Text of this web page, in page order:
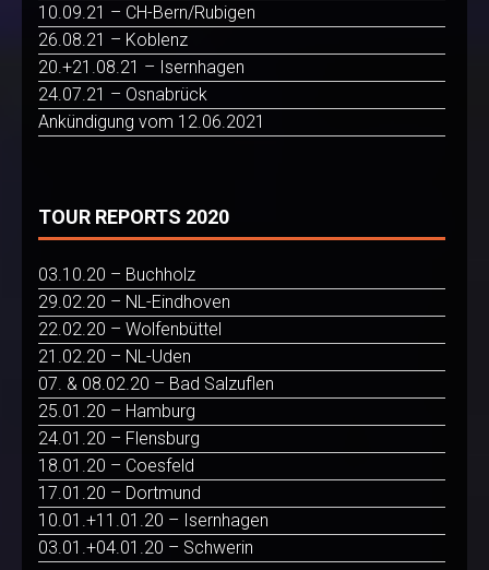
10.09.21 – CH-Bern/Rubigen
26.08.21 – Koblenz
20.+21.08.21 – Isernhagen
24.07.21 – Osnabrück
Ankündigung vom 12.06.2021
TOUR REPORTS 2020
03.10.20 – Buchholz
29.02.20 – NL-Eindhoven
22.02.20 – Wolfenbüttel
21.02.20 – NL-Uden
07. & 08.02.20 – Bad Salzuflen
25.01.20 – Hamburg
24.01.20 – Flensburg
18.01.20 – Coesfeld
17.01.20 – Dortmund
10.01.+11.01.20 – Isernhagen
03.01.+04.01.20 – Schwerin